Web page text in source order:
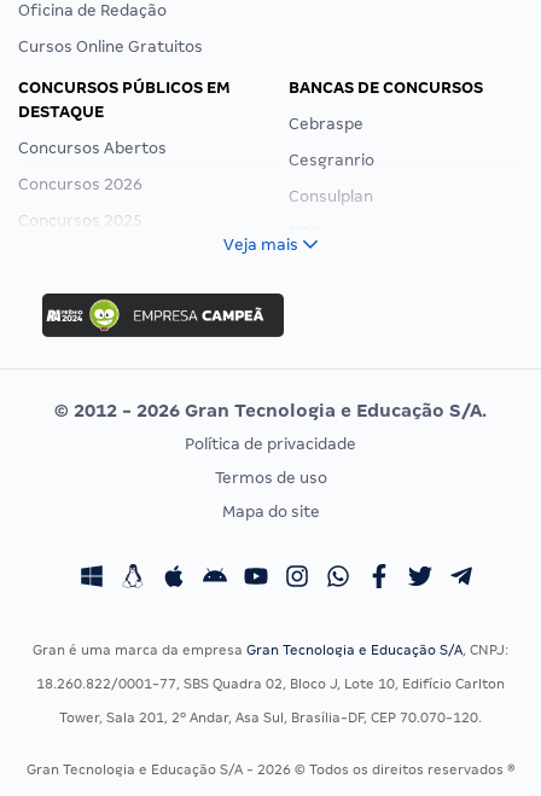
Oficina de Redação
Cursos Online Gratuitos
CONCURSOS PÚBLICOS EM
DESTAQUE
Concursos Abertos
Concursos 2026
Concursos 2025
Concurso Ibama
Concurso MPU
Editais publicados
BANCAS DE CONCURSOS
Cebraspe
Cesgranrio
Consulplan
Vunesp
CONCURSOS POR PROFISSÃO
Concursos Fiscais
Concursos Saúde
Residência Multiprofissional
EXAME DE ORDEM
Calendário OAB
Veja mais
© 2012 - 2026 Gran Tecnologia e Educação S/A.
Política de privacidade
Termos de uso
Mapa do site
Gran é uma marca da empresa Gran Tecnologia e Educação S/A, CNPJ:
18.260.822/0001-77, SBS Quadra 02, Bloco J, Lote 10, Edifício Carlton
Tower, Sala 201, 2º Andar, Asa Sul, Brasília-DF, CEP 70.070-120.
Gran Tecnologia e Educação S/A - 2026 © Todos os direitos reservados ®